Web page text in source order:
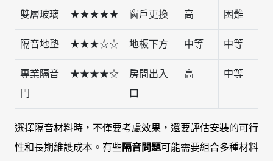
雙層玻璃 ★★★★★ 窗戶更換 高 困難
隔音地墊 ★★★☆☆ 地板下方 中等 中等
專業隔音
門
★★★★☆
房間出入
口
高 中等
選擇隔音材料時，不僅要考慮效果，還要評估安裝的可行
性和長期維護成本。有些隔音問題可能需要組合多種材料